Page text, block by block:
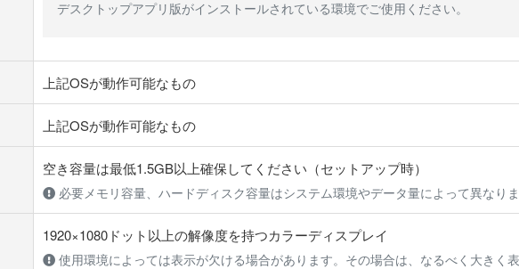
デスクトップアプリ版がインストールされている環境でご使用ください。
上記OSが動作可能なもの
上記OSが動作可能なもの
空き容量は最低1.5GB以上確保してください（セットアップ時）
必要メモリ容量、ハードディスク容量はシステム環境やデータ量によって異なり
1920×1080ドット以上の解像度を持つカラーディスプレイ
使用環境によっては表示が欠ける場合があります。その場合は、なるべく大きく